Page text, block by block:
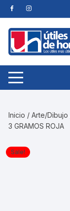
Skip
to
content
Inicio /Arte/Dibujo
3 GRAMOS ROJA
Sale!